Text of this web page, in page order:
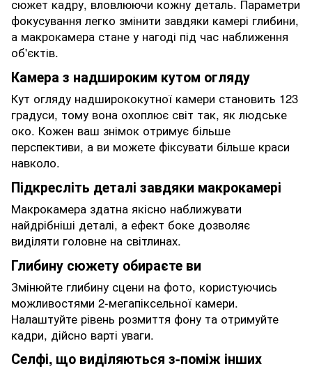
сюжет кадру, вловлюючи кожну деталь. Параметри
фокусування легко змінити завдяки камері глибини,
а макрокамера стане у нагоді під час наближення
об'єктів.
Камера з надшироким кутом огляду
Кут огляду надширококутної камери становить 123
градуси, тому вона охоплює світ так, як людське
око. Кожен ваш знімок отримує більше
перспективи, а ви можете фіксувати більше краси
навколо.
Підкресліть деталі завдяки макрокамері
Макрокамера здатна якісно наближувати
найдрібніші деталі, а ефект боке дозволяє
виділяти головне на світлинах.
Глибину сюжету обираєте ви
Змінюйте глибину сцени на фото, користуючись
можливостями 2-мегапіксельної камери.
Налаштуйте рівень розмиття фону та отримуйте
кадри, дійсно варті уваги.
Селфі, що виділяються з-поміж інших